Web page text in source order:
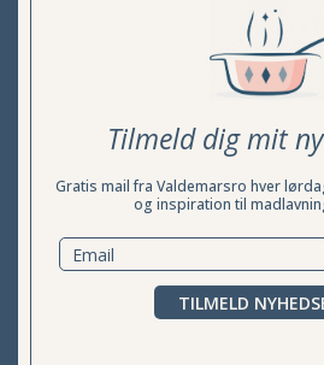
Tilmeld dig mit
Gratis mail fra Valdemarsro hver
og inspiration til
TILMELD